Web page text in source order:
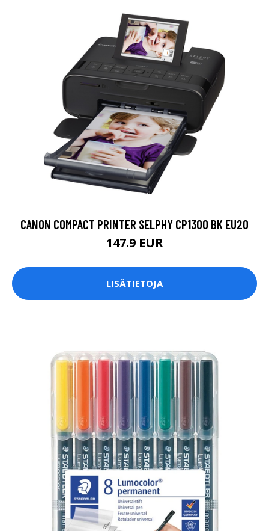
CANON COMPACT PRINTER SELPHY CP1300 BK EU20
147.9 EUR
LISÄTIETOJA